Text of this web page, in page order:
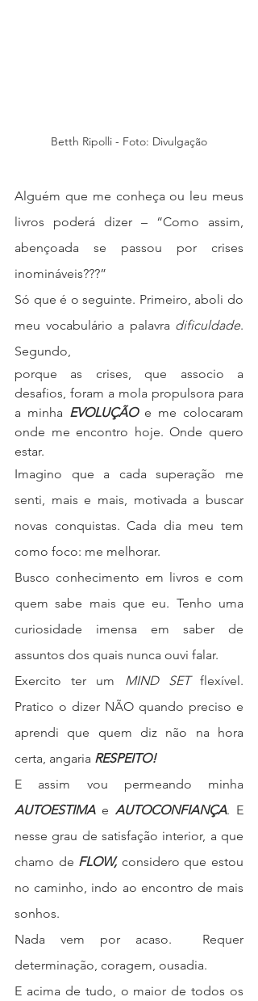
Betth Ripolli - Foto: Divulgação
Alguém que me conheça ou leu meus
livros poderá dizer – “Como assim,
abençoada se passou por crises
inomináveis???”
Só que é o seguinte. Primeiro, aboli do
meu vocabulário a palavra dificuldade.
Segundo,
porque as crises, que associo a
desafios, foram a mola propulsora para
a minha EVOLUÇÃO e me colocaram
onde me encontro hoje. Onde quero
estar.
Imagino que a cada superação me
senti, mais e mais, motivada a buscar
novas conquistas. Cada dia meu tem
como foco: me melhorar.
Busco conhecimento em livros e com
quem sabe mais que eu. Tenho uma
curiosidade imensa em saber de
assuntos dos quais nunca ouvi falar.
Exercito ter um MIND SET flexível.
Pratico o dizer NÃO quando preciso e
aprendi que quem diz não na hora
certa, angaria RESPEITO!
E assim vou permeando minha
AUTOESTIMA e AUTOCONFIANÇA. E
nesse grau de satisfação interior, a que
chamo de FLOW, considero que estou
no caminho, indo ao encontro de mais
sonhos.
Nada vem por acaso.  Requer
determinação, coragem, ousadia.
E acima de tudo, o maior de todos os